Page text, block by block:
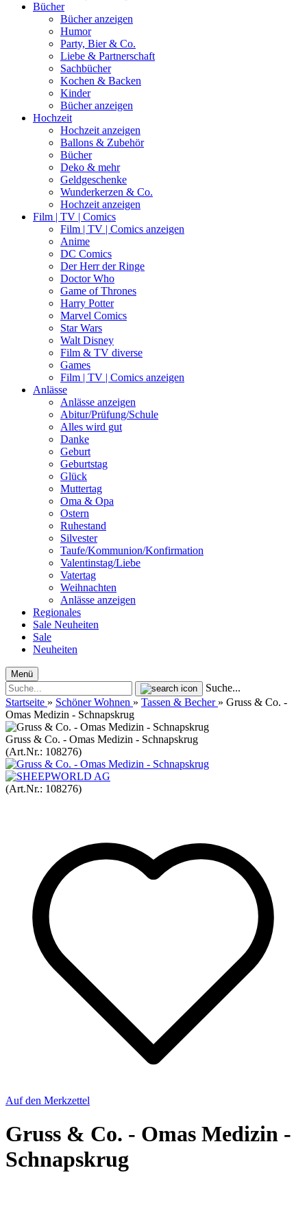
Bücher
Bücher anzeigen
Humor
Party, Bier & Co.
Liebe & Partnerschaft
Sachbücher
Kochen & Backen
Kinder
Bücher anzeigen
Hochzeit
Hochzeit anzeigen
Ballons & Zubehör
Bücher
Deko & mehr
Geldgeschenke
Wunderkerzen & Co.
Hochzeit anzeigen
Film | TV | Comics
Film | TV | Comics anzeigen
Anime
DC Comics
Der Herr der Ringe
Doctor Who
Game of Thrones
Harry Potter
Marvel Comics
Star Wars
Walt Disney
Film & TV diverse
Games
Film | TV | Comics anzeigen
Anlässe
Anlässe anzeigen
Abitur/Prüfung/Schule
Alles wird gut
Danke
Geburt
Geburtstag
Glück
Muttertag
Oma & Opa
Ostern
Ruhestand
Silvester
Taufe/Kommunion/Konfirmation
Valentinstag/Liebe
Vatertag
Weihnachten
Anlässe anzeigen
Regionales
Sale Neuheiten
Sale
Neuheiten
Menü
Suche...
Startseite » Schöner Wohnen » Tassen & Becher » Gruss & Co. -
Omas Medizin - Schnapskrug
Gruss & Co. - Omas Medizin - Schnapskrug
(Art.Nr.: 108276)
(Art.Nr.: 108276)
Auf den Merkzettel
Gruss & Co. - Omas Medizin -
Schnapskrug